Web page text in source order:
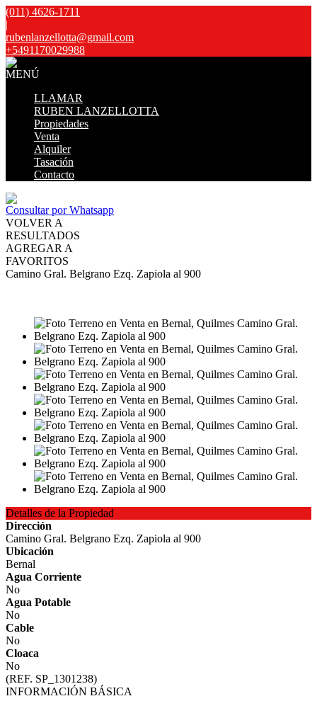
(011) 4626-1711
|
rubenlanzellotta@gmail.com
+5491170029988
MENÚ
LLAMAR
RUBEN LANZELLOTTA
Propiedades
Venta
Alquiler
Tasación
Contacto
Consultar por Whatsapp
VOLVER A
RESULTADOS
AGREGAR A
FAVORITOS
Camino Gral. Belgrano Ezq. Zapiola al 900
Detalles de la Propiedad
Dirección
Camino Gral. Belgrano Ezq. Zapiola al 900
Ubicación
Bernal
Agua Corriente
No
Agua Potable
No
Cable
No
Cloaca
No
(REF. SP_1301238)
INFORMACIÓN BÁSICA